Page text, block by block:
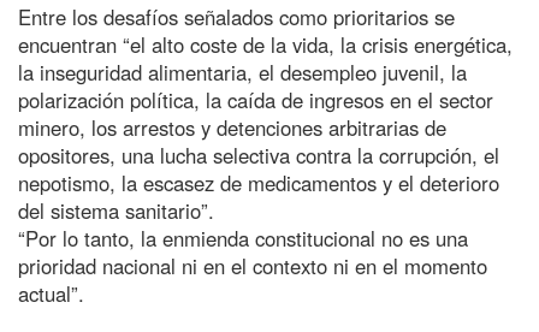
Entre los desafíos señalados como prioritarios se
encuentran “el alto coste de la vida, la crisis energética,
la inseguridad alimentaria, el desempleo juvenil, la
polarización política, la caída de ingresos en el sector
minero, los arrestos y detenciones arbitrarias de
opositores, una lucha selectiva contra la corrupción, el
nepotismo, la escasez de medicamentos y el deterioro
del sistema sanitario”.
“Por lo tanto, la enmienda constitucional no es una
prioridad nacional ni en el contexto ni en el momento
actual”.